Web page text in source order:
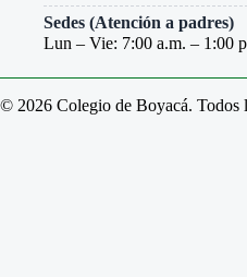
Sedes (Atención a padres)
Lun – Vie: 7:00 a.m. – 1:00
© 2026 Colegio de Boyacá. Todos